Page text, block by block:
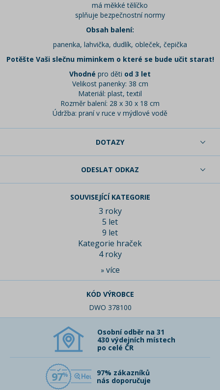
má měkké tělíčko
splňuje bezpečnostní normy
Obsah balení:
panenka, lahvička, dudlík, obleček, čepička
Potěšte Vaši slečnu miminkem o které se bude učit starat!
Vhodné pro děti od 3 let
Velikost panenky: 38 cm
Materiál: plast, textil
Rozměr balení: 28 x 30 x 18 cm
Údržba: praní v ruce v mýdlové vodě
DOTAZY
ODESLAT ODKAZ
SOUVISEJÍCÍ KATEGORIE
3 roky
5 let
9 let
Kategorie hraček
4 roky
» více
KÓD VÝROBCE
DWO 378100
Osobní odběr na 31
430 výdejních místech
po celé ČR
97
97% zákazníků
nás doporučuje